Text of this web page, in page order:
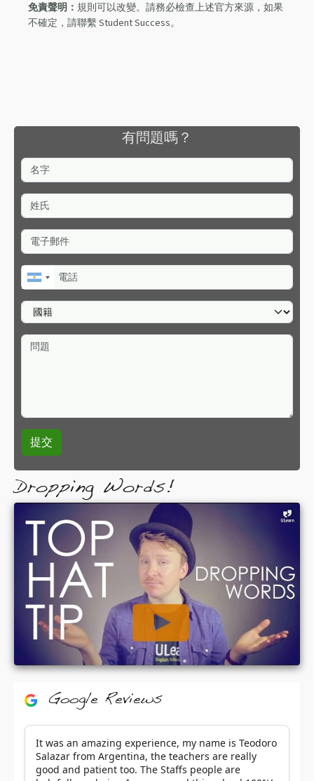
免責聲明： 規則可以改變。請務必檢查上述官方來源，如果
不確定，請聯繫 Student Success。
有問題嗎？
名字
姓氏
電子郵件
電話
國籍
問題
Dropping Words!
Google Reviews
It was an amazing experience, my name is Teodoro
Salazar from Argentina, the teachers are really
good and patient too. The Staffs people are